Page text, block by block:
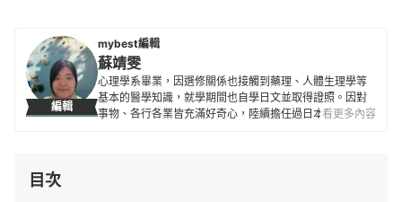
編輯
mybest編輯
蘇靖雯
心理學系畢業，因選修關係也接觸到藥理、人體生理學等
基本的醫學知識，就學期間也自學日文並取得證照。因對
事物、各行各業皆充滿好奇心，陸續擔任過日本高校校外
看更多內容
目次